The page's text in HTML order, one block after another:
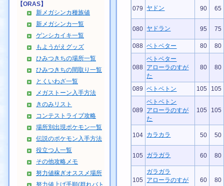
【ORAS】
新メガシンカ種族値
新メガシンカ一覧
ゲンシカイキ一覧
もようがえグッズ
ひみつきちの場所一覧
ひみつきちの間取り一覧
とくいわざ一覧
メガストーン入手方法
きのみリスト
コンテストライブ攻略
場所別出現ポケモン一覧
伝説のポケモン入手方法
役立つ人一覧
その他攻略メモ
努力値稼ぎオススメ場所
努力値上げ手順(群れバト
079 ヤドン 90 65
080 ヤドラン 95 75
088 ベトベター 80 80
088
ベトベター
アローラのすが
た
80 80
089 ベトベトン 105 105
089
ベトベトン
アローラのすが
た
105 105
104 カラカラ 50 50
105 ガラガラ 60 80
105
ガラガラ
アローラのすが
60 80